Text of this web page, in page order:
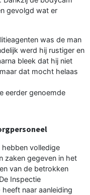
gevolgd wat er
was de man
werd hij rustiger en
bleek dat hij niet
dat mocht helaas
eerder genoemde
volledige
zaken gegeven in het
van de betrokken
Inspectie
naar aanleiding